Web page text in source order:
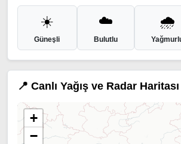
☀️
Güneşli
☁️
Bulutlu
🌧️
📍 Canlı Yağış ve Radar Haritası
+
−